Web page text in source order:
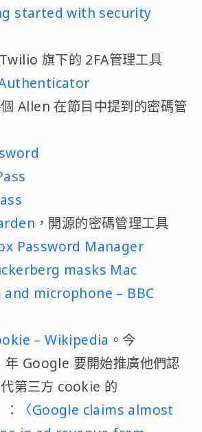
started with security
Twilio 旗下的 2FA管理工具
Allen 在節目中提到的密碼管
，開源的密碼管理工具
Password Manager
masks Mac
and microphone – BBC
– Wikipedia 。今
年 Google 要開始推廣他們認
第三方 cookie 的
〈Google claims almost